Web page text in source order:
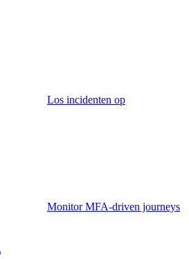
Los incidenten op
Monitor MFA-driven journeys